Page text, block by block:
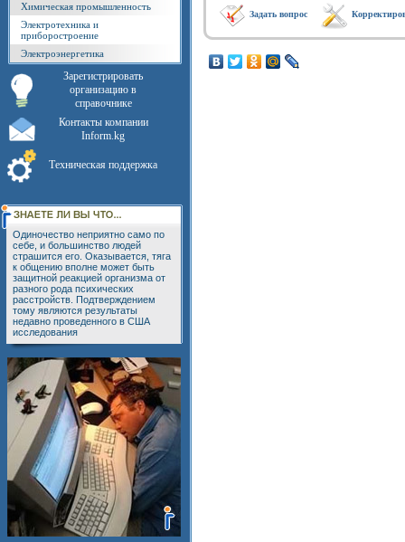
Химическая промышленность
Электротехника и
приборостроение
Электроэнергетика
Зарегистрировать
организацию в
справочнике
Контакты компании
Inform.kg
Техническая поддержка
Одиночество неприятно само по
себе, и большинство людей
страшится его. Оказывается, тяга
к общению вполне может быть
защитной реакцией организма от
разного рода психических
расстройств. Подтверждением
тому являются результаты
недавно проведенного в США
исследования
Задать вопрос